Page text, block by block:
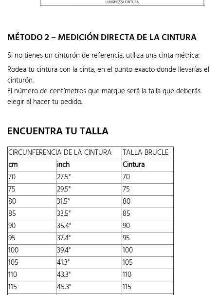
MÉTODO 2 – MEDICIÓN DIRECTA DE LA CINTURA
Si no tienes un cinturón de referencia, utiliza una cinta métrica:
Rodea tu cintura con la cinta, en el punto exacto donde llevarías el
cinturón.
El número de centímetros que marque será la talla que deberás
elegir al hacer tu pedido.
ENCUENTRA TU TALLA
CIRCUNFERENCIA DE LA CINTURA
TALLA BRUCLE
cm
inch
Cintura
70
27.5"
70
75
29.5"
75
80
31.5"
80
85
33.5"
85
90
35.4"
90
95
37.4"
95
100
39.4"
100
105
41.3"
105
110
43.3"
110
115
45.3"
115